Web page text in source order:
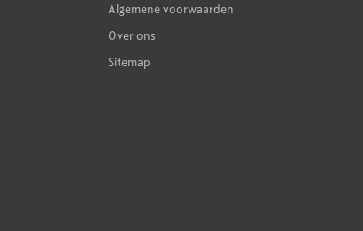
Algemene voorwaarden
Over ons
Sitemap